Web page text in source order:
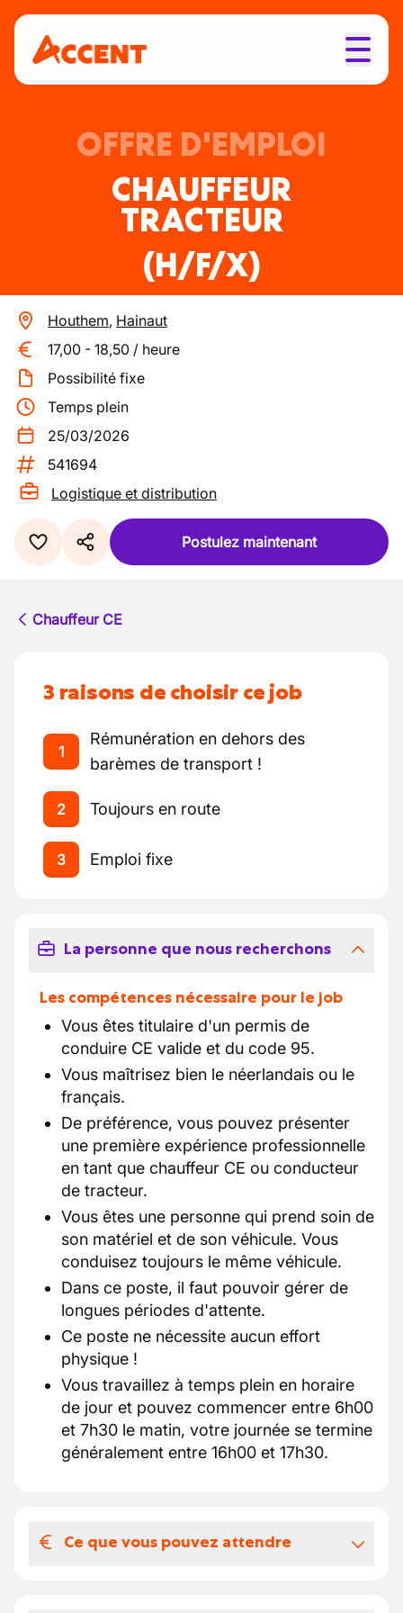
OFFRE D'EMPLOI
CHAUFFEUR
TRACTEUR
(H/F/X)
Houthem, Hainaut
17,00 - 18,50 / heure
Possibilité fixe
Temps plein
25/03/2026
541694
Logistique et distribution
Postulez maintenant
Chauffeur CE
3 raisons de choisir ce job
1
Rémunération en dehors des
barèmes de transport !
2 Toujours en route
3 Emploi fixe
La personne que nous recherchons
Les compétences nécessaire pour le job
Vous êtes titulaire d'un permis de
conduire CE valide et du code 95.
Vous maîtrisez bien le néerlandais ou le
français.
De préférence, vous pouvez présenter
une première expérience professionnelle
en tant que chauffeur CE ou conducteur
de tracteur.
Vous êtes une personne qui prend soin de
son matériel et de son véhicule. Vous
conduisez toujours le même véhicule.
Dans ce poste, il faut pouvoir gérer de
longues périodes d'attente.
Ce poste ne nécessite aucun effort
physique !
Vous travaillez à temps plein en horaire
de jour et pouvez commencer entre 6h00
et 7h30 le matin, votre journée se termine
généralement entre 16h00 et 17h30.
Ce que vous pouvez attendre